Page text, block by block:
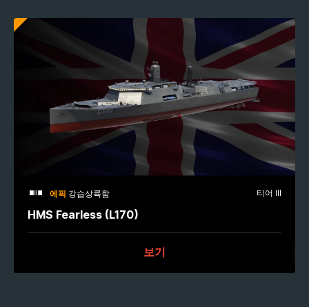
에픽 강습상륙함 티어 III
HMS Fearless (L170)
보기